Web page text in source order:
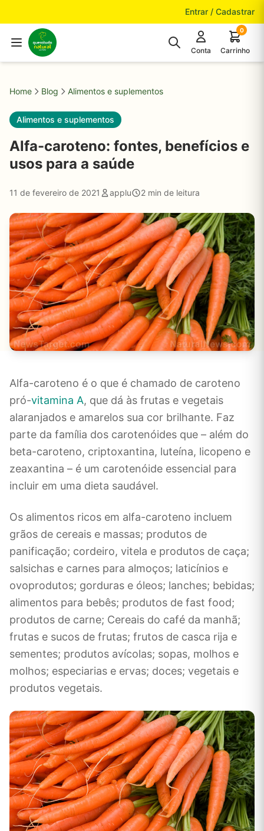
Entrar / Cadastrar
Conta
0
Carrinho
Home Blog Alimentos e suplementos
Alimentos e suplementos
Alfa-caroteno: fontes, benefícios e
usos para a saúde
11 de fevereiro de 2021 applu 2 min de leitura
Alfa-caroteno é o que é chamado de caroteno
pró-vitamina A, que dá às frutas e vegetais
alaranjados e amarelos sua cor brilhante. Faz
parte da família dos carotenóides que – além do
beta-caroteno, criptoxantina, luteína, licopeno e
zeaxantina – é um carotenóide essencial para
incluir em uma dieta saudável.
Os alimentos ricos em alfa-caroteno incluem
grãos de cereais e massas; produtos de
panificação; cordeiro, vitela e produtos de caça;
salsichas e carnes para almoços; laticínios e
ovoprodutos; gorduras e óleos; lanches; bebidas;
alimentos para bebês; produtos de fast food;
produtos de carne; Cereais do café da manhã;
frutas e sucos de frutas; frutos de casca rija e
sementes; produtos avícolas; sopas, molhos e
molhos; especiarias e ervas; doces; vegetais e
produtos vegetais.